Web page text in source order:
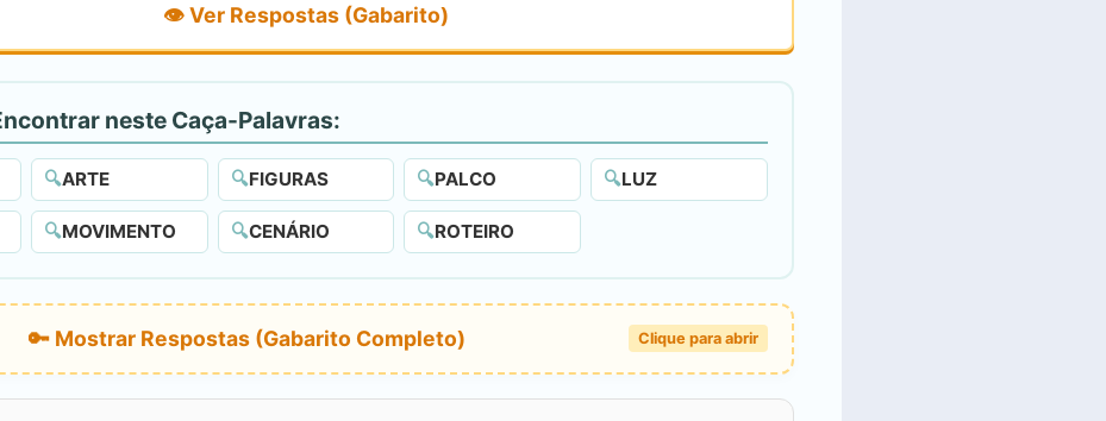
👁️ Ver Respostas (Gabarito)
neste Caça-Palavras:
🔍ARTE 🔍FIGURAS 🔍PALCO 🔍LUZ
🔍MOVIMENTO 🔍CENÁRIO 🔍ROTEIRO
🔑 Mostrar Respostas (Gabarito Completo) Clique para abrir